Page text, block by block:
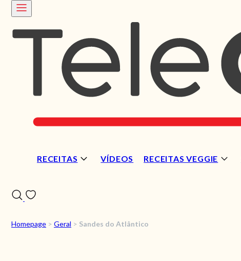
RECEITAS VÍDEOS RECEITAS VEGGIE
Homepage > Geral > Sandes do Atlântico